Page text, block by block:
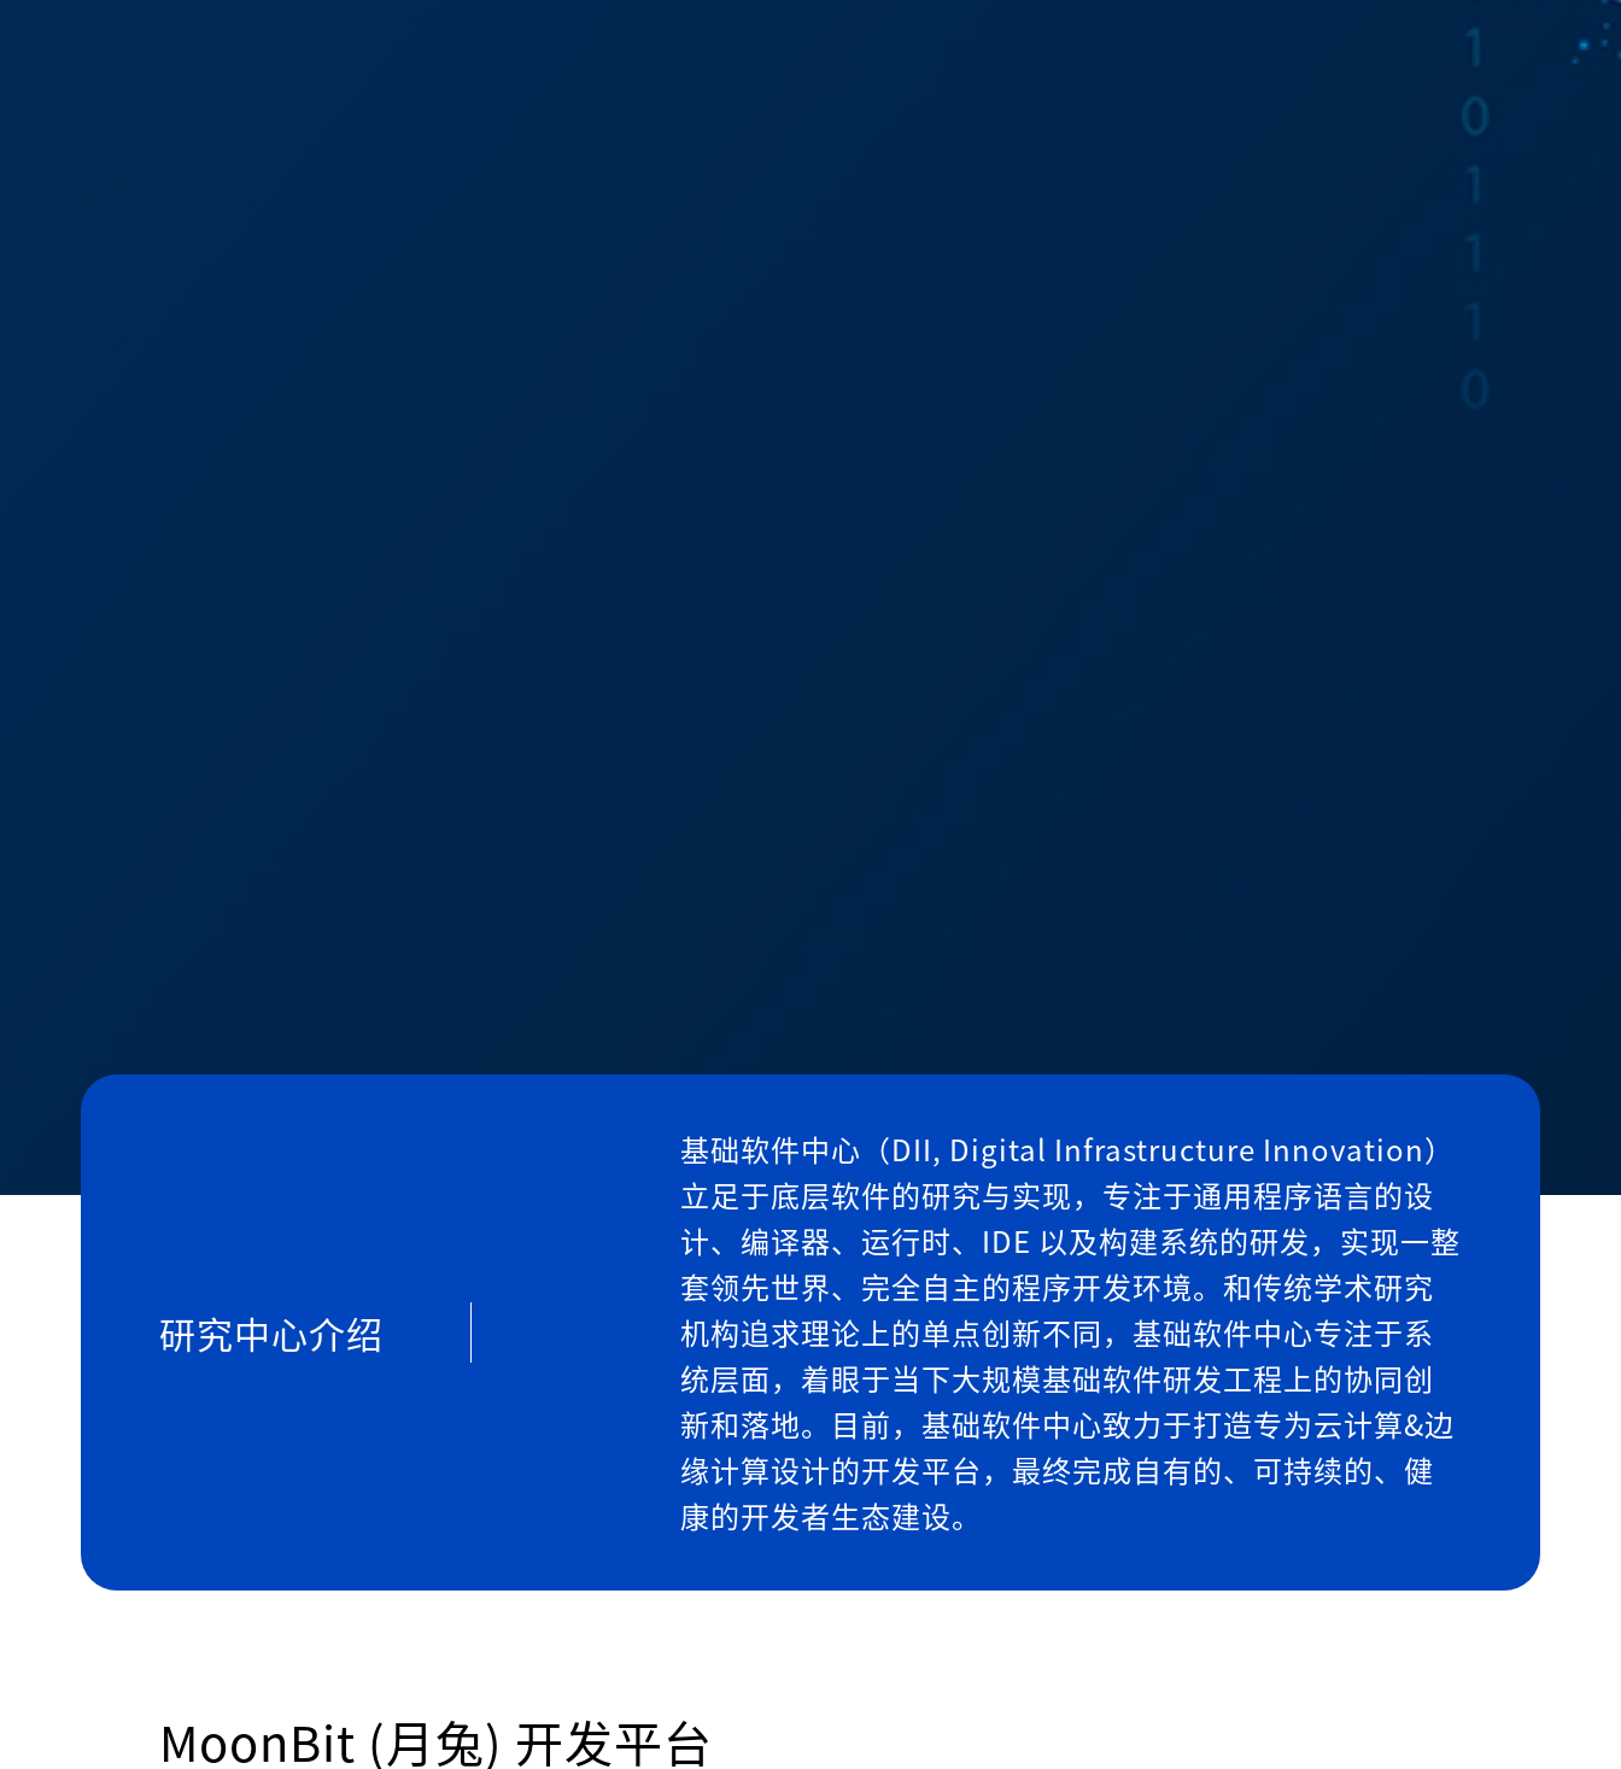
研究中心介绍
基础软件中心（DII, Digital Infrastructure Innovation）
立足于底层软件的研究与实现，专注于通用程序语言的设
计、编译器、运行时、IDE 以及构建系统的研发，实现一整
套领先世界、完全自主的程序开发环境。和传统学术研究
机构追求理论上的单点创新不同，基础软件中心专注于系
统层面，着眼于当下大规模基础软件研发工程上的协同创
新和落地。目前，基础软件中心致力于打造专为云计算&边
缘计算设计的开发平台，最终完成自有的、可持续的、健
康的开发者生态建设。
MoonBit (月兔) 开发平台